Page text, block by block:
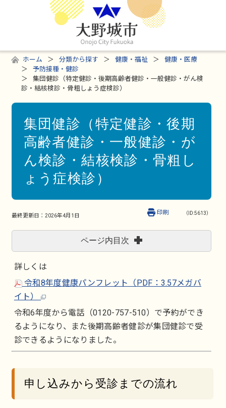
ホーム 分類から探す 健康・福祉
健康・医療
予防接種・健診
集団健診（特定健診・後期高齢者健診・一般健診・がん検
診・結核検診・骨粗しょう症検診）
集団健診（特定健診・後期
高齢者健診・一般健診・が
ん検診・結核検診・骨粗し
ょう症検診）
最終更新日： 2026年4月1日 （ID:5613）
印刷
ページ内目次
詳しくは
令和8年度健康パンフレット（PDF：3.57メガバ
イト）
令和6年度から電話（0120-757-510）で予約ができ
るようになり、また後期高齢者健診が集団健診で受
診できるようになりました。
申し込みから受診までの流れ